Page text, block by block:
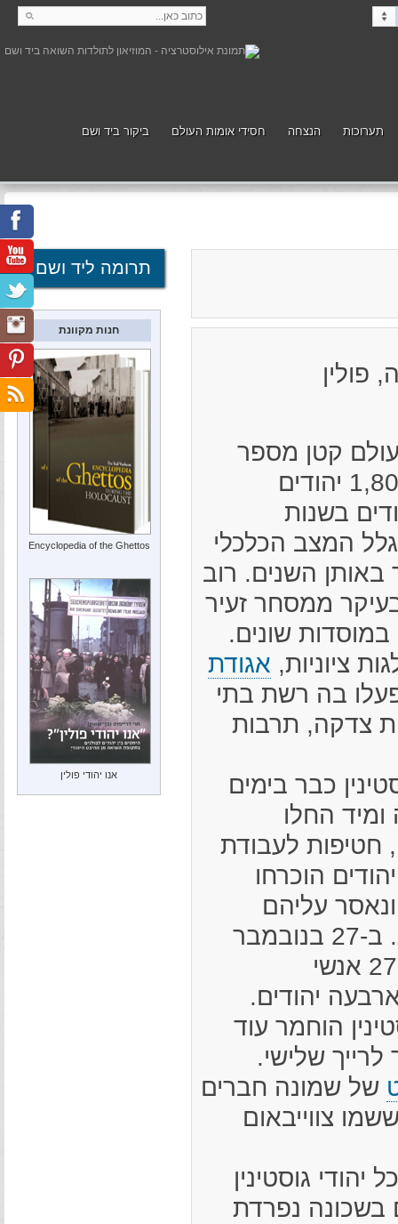
תערוכות הנצחה חסידי אומות העולם ביקור ביד ושם
פולין
קטן מספר
יהודי גוסטינין מכ-1,800 יהודים
לכ-250 יהודים בשנות
המצב הכלכלי
באותן השנים. רוב
ממסחר זעיר
שונים.
ציוניות, אגודת
בה רשת בתי
צדקה, תרבות
כבר בימים
החלו
חטיפות לעבודת
הוכרחו
עליהם
ללכת על המדרכות. ב-27 בנובמבר
1939 הוצאו להורג 27 אנשי
יהודים.
הוחמר עוד
שלישי.
של שמונה חברים
צווייבאום
רוכזו כל יהודי גוסטינין
בניינים בשכונה נפרדת
תרומה ליד ושם
חנות מקוונת
Encyclopedia of the Ghettos
אנו יהודי פולין